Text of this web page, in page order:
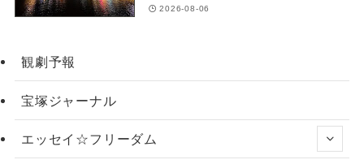
2026-08-06
観劇予報
宝塚ジャーナル
エッセイ☆フリーダム